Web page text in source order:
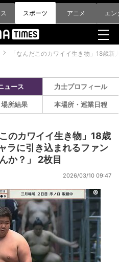
スポーツ アニメ エン
「なんだこのカワイイ生き物」18歳
ュース 力士プロフィール
所結果 本場所・巡業日程
のカワイイ生き物」18歳
ラに引き込まれるファン
か？」 2枚目
2026/03/10 09:47